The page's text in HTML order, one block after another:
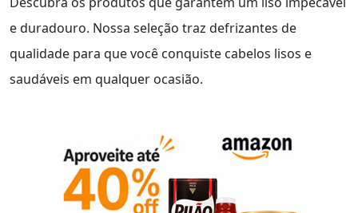
e duradouro. Nossa seleção traz defrizantes de
qualidade para que você conquiste cabelos lisos e
saudáveis em qualquer ocasião.